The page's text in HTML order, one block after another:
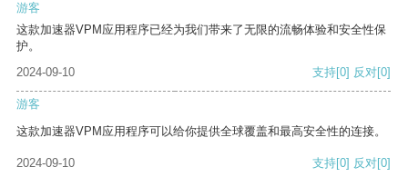
游客
这款加速器VPM应用程序已经为我们带来了无限的流畅体验和安全性保
护。
2024-09-10
支持[0] 反对[0]
游客
这款加速器VPM应用程序可以给你提供全球覆盖和最高安全性的连接。
2024-09-10 支持[0] 反对[0]